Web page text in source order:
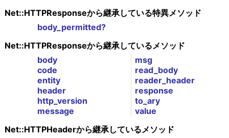
Net::HTTPResponseから継承している特異メソッド
body_permitted?
Net::HTTPResponseから継承しているメソッド
body
code
entity
header
http_version
message
msg
read_body
reader_header
response
to_ary
value
Net::HTTPHeaderから継承しているメソッド